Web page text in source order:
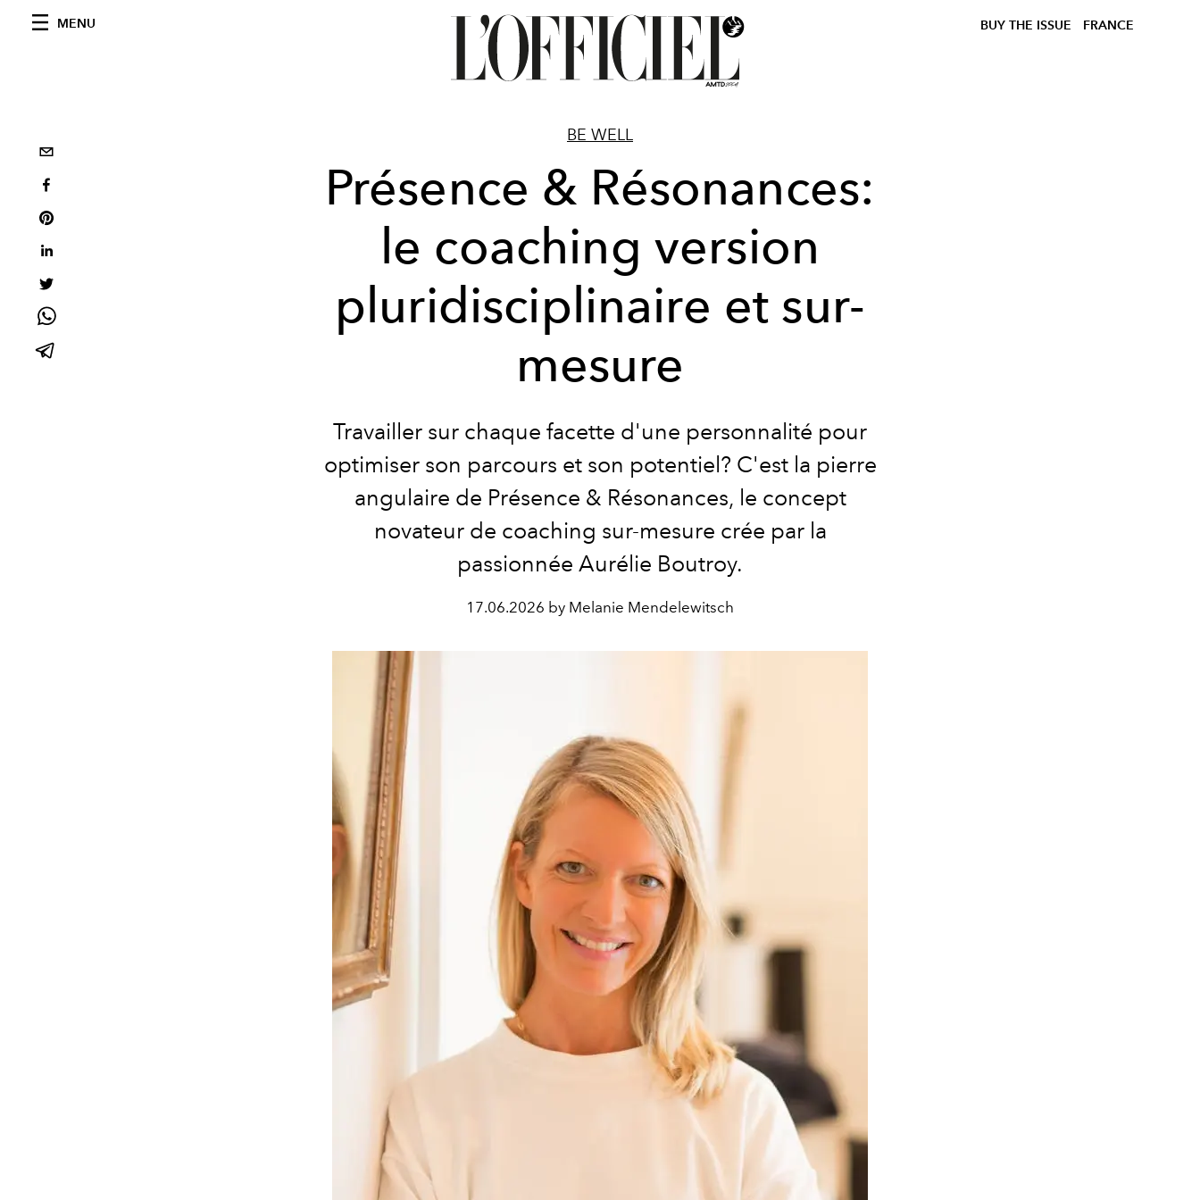
MENU BUY THE ISSUE FRANCE
BE WELL
Présence & Résonances:
le coaching version
pluridisciplinaire et sur-
mesure
Travailler sur chaque facette d'une personnalité pour
optimiser son parcours et son potentiel? C'est la pierre
angulaire de Présence & Résonances, le concept
novateur de coaching sur-mesure crée par la
passionnée Aurélie Boutroy.
17.06.2026 by Melanie Mendelewitsch